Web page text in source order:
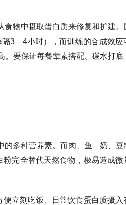
物中摄取蛋白质来修复和扩建。
3—4小时），而训练的合成效应
。要保证每餐荤素搭配、碳水打底
多种营养素。而肉、鱼、奶、豆
完全替代天然食物，极易造成微
便立刻吃饭、日常饮食蛋白质摄入